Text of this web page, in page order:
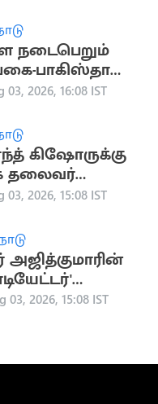
நடைபெறும்
பாகிஸ்தான்
கடைசி டி20
03, 2026, 16:08 IST
கிஷோருக்கு
தலைவர்
03, 2026, 15:08 IST
அஜித்குமாரின்
03, 2026, 15:08 IST